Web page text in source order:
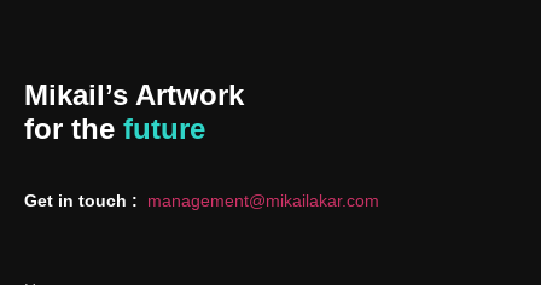
Mikail’s Artwork
for the future
Get in touch : management@mikailakar.com